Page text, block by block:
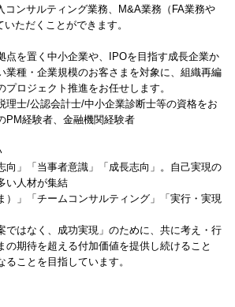
コンサルティング業務、M&A業務（FA業務や
ただくことができます。
点を置く中小企業や、IPOを目指す成長企業か
業種・企業規模のお客さまを対象に、組織再編
プロジェクト推進をお任せします。
理士/公認会計士/中小企業診断士等の資格をお
PM経験者、金融機関経験者
向」「当事者意識」「成長志向」。自己実現の
い人材が集結
）」「チームコンサルティング」「実行・実現
ではなく、成功実現」のために、共に考え・行
の期待を超える付加価値を提供し続けること
ことを目指しています。